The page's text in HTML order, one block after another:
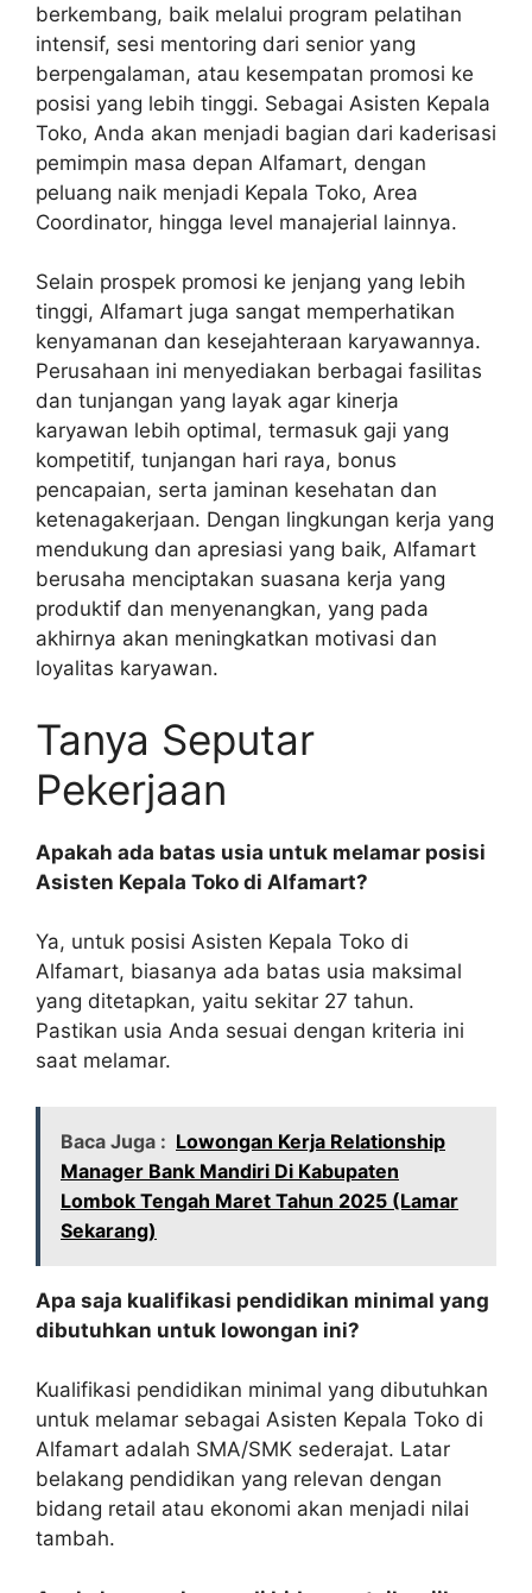
berkembang, baik melalui program pelatihan
intensif, sesi mentoring dari senior yang
berpengalaman, atau kesempatan promosi ke
posisi yang lebih tinggi. Sebagai Asisten Kepala
Toko, Anda akan menjadi bagian dari kaderisasi
pemimpin masa depan Alfamart, dengan
peluang naik menjadi Kepala Toko, Area
Coordinator, hingga level manajerial lainnya.
Selain prospek promosi ke jenjang yang lebih
tinggi, Alfamart juga sangat memperhatikan
kenyamanan dan kesejahteraan karyawannya.
Perusahaan ini menyediakan berbagai fasilitas
dan tunjangan yang layak agar kinerja
karyawan lebih optimal, termasuk gaji yang
kompetitif, tunjangan hari raya, bonus
pencapaian, serta jaminan kesehatan dan
ketenagakerjaan. Dengan lingkungan kerja yang
mendukung dan apresiasi yang baik, Alfamart
berusaha menciptakan suasana kerja yang
produktif dan menyenangkan, yang pada
akhirnya akan meningkatkan motivasi dan
loyalitas karyawan.
Tanya Seputar
Pekerjaan
Apakah ada batas usia untuk melamar posisi
Asisten Kepala Toko di Alfamart?
Ya, untuk posisi Asisten Kepala Toko di
Alfamart, biasanya ada batas usia maksimal
yang ditetapkan, yaitu sekitar 27 tahun.
Pastikan usia Anda sesuai dengan kriteria ini
saat melamar.
Baca Juga : Lowongan Kerja Relationship
Manager Bank Mandiri Di Kabupaten
Lombok Tengah Maret Tahun 2025 (Lamar
Sekarang)
Apa saja kualifikasi pendidikan minimal yang
dibutuhkan untuk lowongan ini?
Kualifikasi pendidikan minimal yang dibutuhkan
untuk melamar sebagai Asisten Kepala Toko di
Alfamart adalah SMA/SMK sederajat. Latar
belakang pendidikan yang relevan dengan
bidang retail atau ekonomi akan menjadi nilai
tambah.